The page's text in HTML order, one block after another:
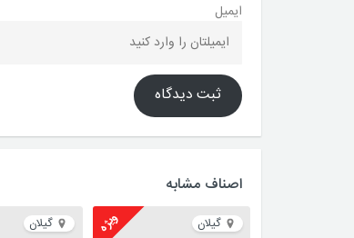
ایمیل
ثبت دیدگاه
اصناف مشابه
گیلان ویژه گیلان